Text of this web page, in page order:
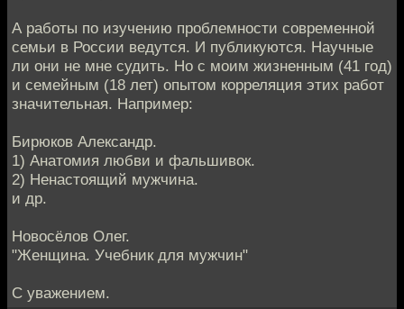
А работы по изучению проблемности современной
семьи в России ведутся. И публикуются. Научные
ли они не мне судить. Но с моим жизненным (41 год)
и семейным (18 лет) опытом корреляция этих работ
значительная. Например:
Бирюков Александр.
1) Анатомия любви и фальшивок.
2) Ненастоящий мужчина.
и др.
Новосёлов Олег.
"Женщина. Учебник для мужчин"
С уважением.